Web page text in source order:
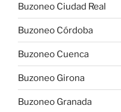
Buzoneo Ciudad Real
Buzoneo Córdoba
Buzoneo Cuenca
Buzoneo Girona
Buzoneo Granada